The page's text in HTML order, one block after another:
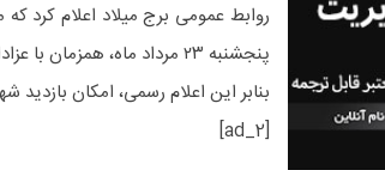
روابط عمومی برج میلاد اعلام کرد
پنجشنبه ۲۳ مرداد ماه، همزمان با عزاداری روز اربعین حسینی تعطیل است.
بنابر این اعلام رسمی، امکان بازدید
[ad_2]